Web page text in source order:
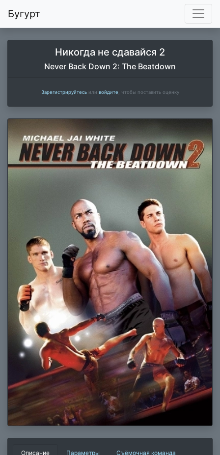
Бугурт
Никогда не сдавайся 2
Never Back Down 2: The Beatdown
Зарегистрируйтесьили войдите , чтобы поставить оценку
Описание Параметры Съёмочная команда